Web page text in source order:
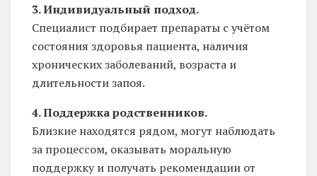
3. Индивидуальный подход.
Специалист подбирает препараты с учётом
состояния здоровья пациента, наличия
хронических заболеваний, возраста и
длительности запоя.
4. Поддержка родственников.
Близкие находятся рядом, могут наблюдать
за процессом, оказывать моральную
поддержку и получать рекомендации от